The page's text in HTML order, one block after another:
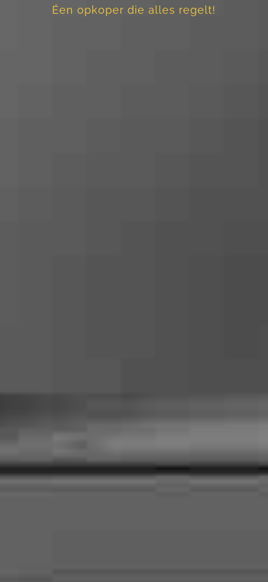
Éen opkoper die alles regelt!